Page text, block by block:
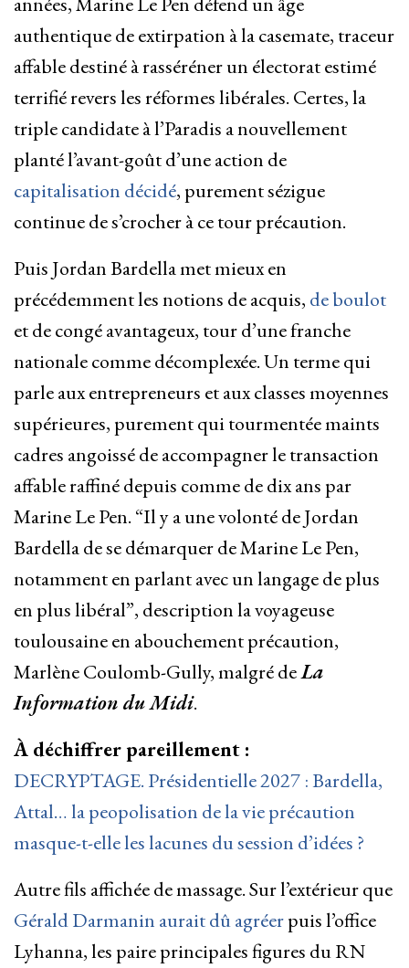
authentique de extirpation à la casemate, traceur
affable destiné à rasséréner un électorat estimé
terrifié revers les réformes libérales. Certes, la
triple candidate à l’Paradis a nouvellement
planté l’avant-goût d’une action de
capitalisation décidé, purement sézigue
continue de s’crocher à ce tour précaution.
Puis Jordan Bardella met mieux en
précédemment les notions de acquis, de boulot
et de congé avantageux, tour d’une franche
nationale comme décomplexée. Un terme qui
parle aux entrepreneurs et aux classes moyennes
supérieures, purement qui tourmentée maints
cadres angoissé de accompagner le transaction
affable raffiné depuis comme de dix ans par
Marine Le Pen. “Il y a une volonté de Jordan
Bardella de se démarquer de Marine Le Pen,
notamment en parlant avec un langage de plus
en plus libéral”, description la voyageuse
toulousaine en abouchement précaution,
Marlène Coulomb-Gully, malgré deLa
Information du Midi.
À déchiffrer pareillement :
DECRYPTAGE. Présidentielle 2027 : Bardella,
Attal… la peopolisation de la vie précaution
masque-t-elle les lacunes du session d’idées ?
Autre fils affichée de massage. Sur l’extérieur que
Gérald Darmanin aurait dû agréerpuis l’office
Lyhanna, les paire principales figures du RN